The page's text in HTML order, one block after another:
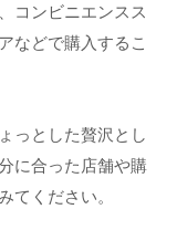
コンビニエンスス
などで購入するこ
っとした贅沢とし
に合った店舗や購
てください。